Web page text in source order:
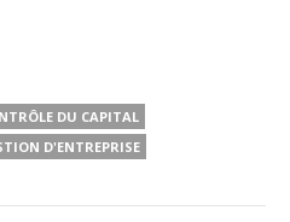
DU CAPITAL
D'ENTREPRISE